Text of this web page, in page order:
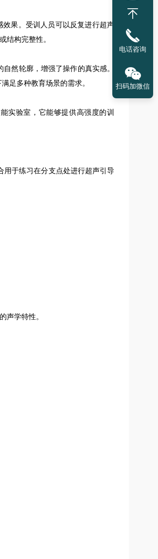
果。受训人员可以反复进行超声
构完整性。
然轮廓，增强了操作的真实感。
足多种教育场景的需求。
实验室，它能够提供高强度的训
于练习在分支点处进行超声引导
声学特性。
电话咨询
扫码加微信